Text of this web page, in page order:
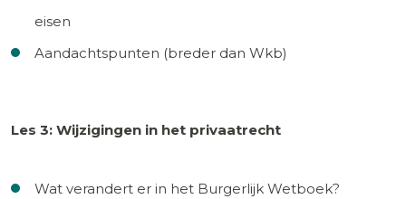
eisen
Aandachtspunten (breder dan Wkb)
Les 3: Wijzigingen in het privaatrecht
Wat verandert er in het Burgerlijk Wetboek?